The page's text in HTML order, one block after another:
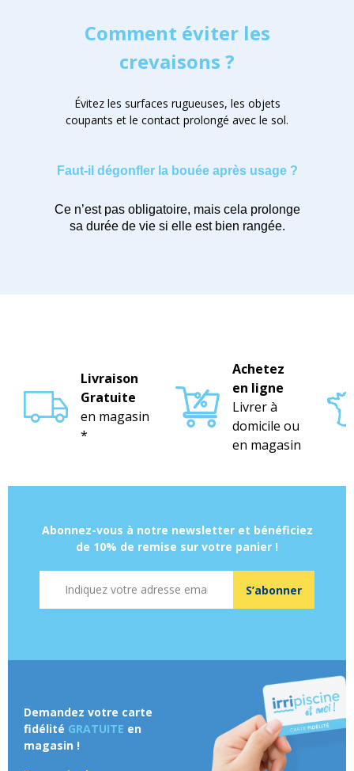
Comment éviter les
crevaisons ?
Évitez les surfaces rugueuses, les objets
coupants et le contact prolongé avec le sol.
Faut-il dégonfler la bouée après usage ?
Ce n’est pas obligatoire, mais cela prolonge
sa durée de vie si elle est bien rangée.
Livraison
Gratuite
en magasin
*
Achetez
en ligne
Livrer à
domicile ou
en magasin
Abonnez-vous à notre newsletter et bénéficiez
de 10% de remise sur votre panier !
S’abonner
Demandez votre carte
fidélité GRATUITE en
magasin !